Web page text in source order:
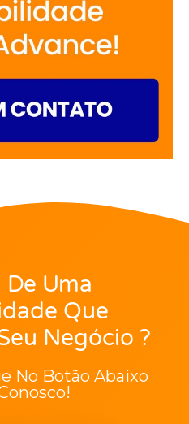
De Uma
Que
Negócio ?
No Botão Abaixo